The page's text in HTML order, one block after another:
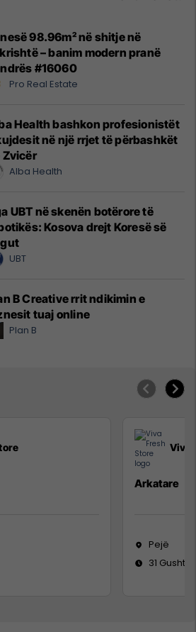
98.96m² në shitje në
– banim modern pranë
#16060
Pro Real Estate
Health bashkon profesionistët
në një rrjet të përbashkët
Zvicër
Alba Health
UBT në skenën botërore të
Kosova drejt Koresë së
UBT
B Creative rrit ndikimin e
tuaj online
Plan B
Viva
Arkatare
Pejë
31 Gusht